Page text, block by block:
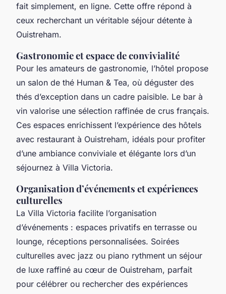
fait simplement, en ligne. Cette offre répond à
ceux recherchant un véritable séjour détente à
Ouistreham.
Gastronomie et espace de convivialité
Pour les amateurs de gastronomie, l’hôtel propose
un salon de thé Human & Tea, où déguster des
thés d’exception dans un cadre paisible. Le bar à
vin valorise une sélection raffinée de crus français.
Ces espaces enrichissent l’expérience des hôtels
avec restaurant à Ouistreham, idéals pour profiter
d’une ambiance conviviale et élégante lors d’un
séjournez à Villa Victoria.
Organisation d’événements et expériences
culturelles
La Villa Victoria facilite l’organisation
d’événements : espaces privatifs en terrasse ou
lounge, réceptions personnalisées. Soirées
culturelles avec jazz ou piano rythment un séjour
de luxe raffiné au cœur de Ouistreham, parfait
pour célébrer ou rechercher des expériences